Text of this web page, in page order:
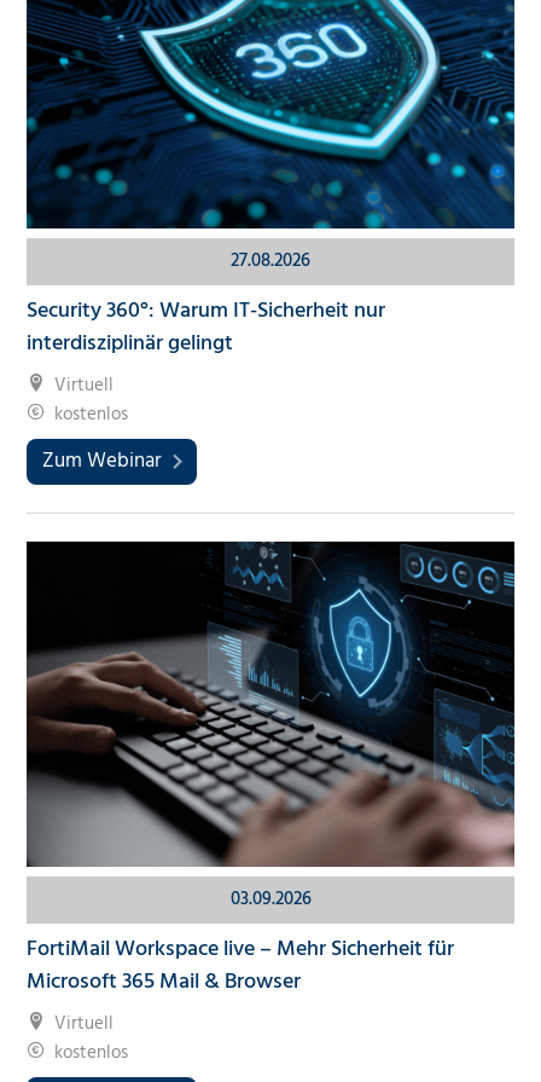
27.08.2026
Security 360°: Warum IT-Sicherheit nur
interdisziplinär gelingt
Virtuell
kostenlos
Zum Webinar
03.09.2026
FortiMail Workspace live – Mehr Sicherheit für
Microsoft 365 Mail & Browser
Virtuell
kostenlos